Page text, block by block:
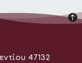
47132